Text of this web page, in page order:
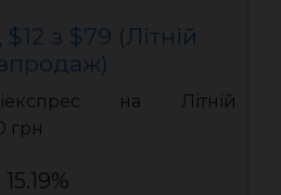
з $79 (Літній
на Літній
грн
15.19%